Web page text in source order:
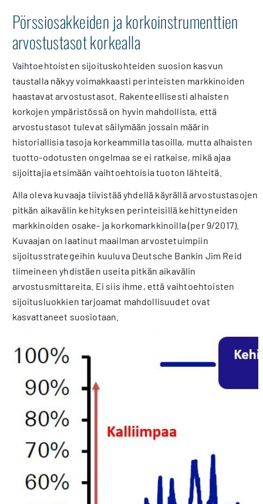
Pörssiosakkeiden ja korkoinstrumenttien
arvostustasot korkealla
Vaihtoehtoisten sijoituskohteiden suosion kasvun
taustalla näkyy voimakkaasti perinteisten markkinoiden
haastavat arvostustasot. Rakenteellisesti alhaisten
korkojen ympäristössä on hyvin mahdollista, että
arvostustasot tulevat säilymään jossain määrin
historiallisia tasoja korkeammilla tasoilla, mutta alhaisten
tuotto-odotusten ongelmaa se ei ratkaise, mikä ajaa
sijoittajia etsimään vaihtoehtoisia tuoton lähteitä.
Alla oleva kuvaaja tiivistää yhdellä käyrällä arvostustasojen
pitkän aikavälin kehityksen perinteisillä kehittyneiden
markkinoiden osake- ja korkomarkkinoilla (per 9/2017).
Kuvaajan on laatinut maailman arvostetuimpiin
sijoitusstrategeihin kuuluva Deutsche Bankin Jim Reid
tiimeineen yhdistäen useita pitkän aikavälin
arvostusmittareita. Ei siis ihme, että vaihtoehtoisten
sijoitusluokkien tarjoamat mahdollisuudet ovat
kasvattaneet suosiotaan.